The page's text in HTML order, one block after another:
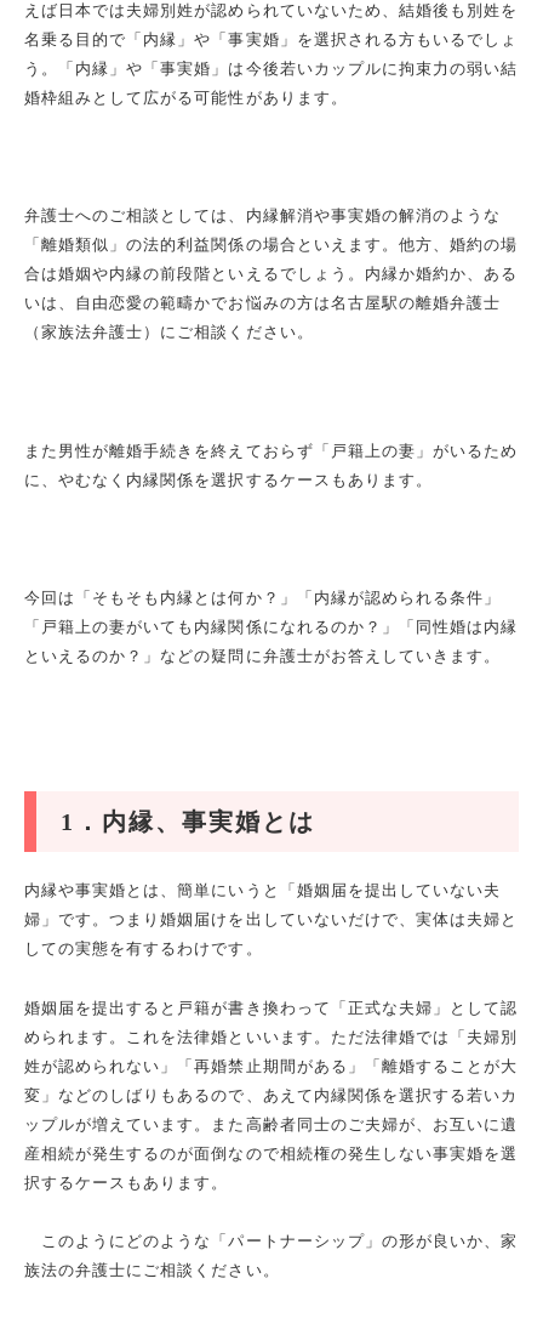
えば日本では夫婦別姓が認められていないため、結婚後も別姓を
名乗る目的で「内縁」や「事実婚」を選択される方もいるでしょ
う。「内縁」や「事実婚」は今後若いカップルに拘束力の弱い結
婚枠組みとして広がる可能性があります。
弁護士へのご相談としては、内縁解消や事実婚の解消のような
「離婚類似」の法的利益関係の場合といえます。他方、婚約の場
合は婚姻や内縁の前段階といえるでしょう。内縁か婚約か、ある
いは、自由恋愛の範疇かでお悩みの方は名古屋駅の離婚弁護士
（家族法弁護士）にご相談ください。
また男性が離婚手続きを終えておらず「戸籍上の妻」がいるため
に、やむなく内縁関係を選択するケースもあります。
今回は「そもそも内縁とは何か？」「内縁が認められる条件」
「戸籍上の妻がいても内縁関係になれるのか？」「同性婚は内縁
といえるのか？」などの疑問に弁護士がお答えしていきます。
1 ．内縁、事実婚とは
内縁や事実婚とは、簡単にいうと「婚姻届を提出していない夫
婦」です。つまり婚姻届けを出していないだけで、実体は夫婦と
しての実態を有するわけです。
婚姻届を提出すると戸籍が書き換わって「正式な夫婦」として認
められます。これを法律婚といいます。ただ法律婚では「夫婦別
姓が認められない」「再婚禁止期間がある」「離婚することが大
変」などのしばりもあるので、あえて内縁関係を選択する若いカ
ップルが増えています。また高齢者同士のご夫婦が、お互いに遺
産相続が発生するのが面倒なので相続権の発生しない事実婚を選
択するケースもあります。
このようにどのような「パートナーシップ」の形が良いか、家
族法の弁護士にご相談ください。